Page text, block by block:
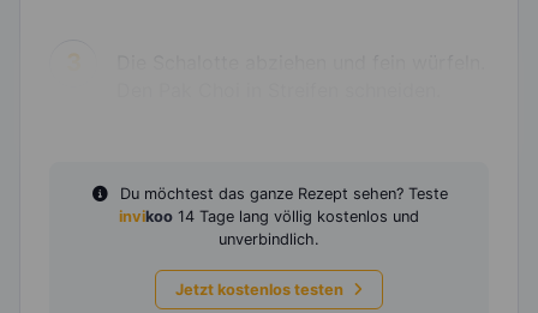
Du möchtest das ganze Rezept sehen? Teste
invikoo 14 Tage lang völlig kostenlos und
unverbindlich.
Jetzt kostenlos testen